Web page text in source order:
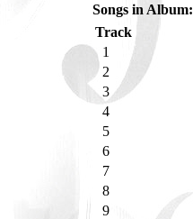
Songs in Album:
Track
1
2
3
4
5
6
7
8
9